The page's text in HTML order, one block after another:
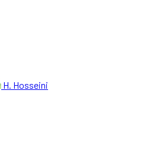
H. Hosseini